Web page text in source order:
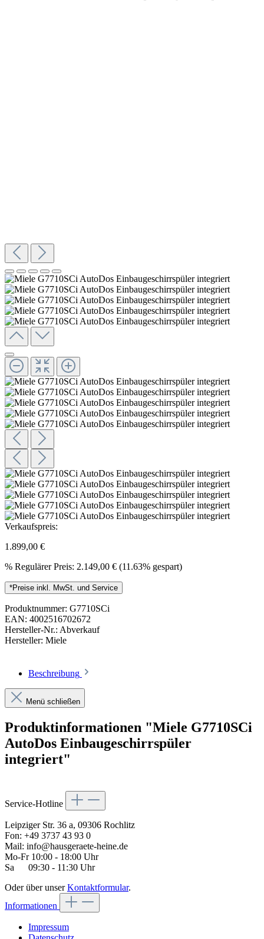
Verkaufspreis:
1.899,00 €
% Regulärer Preis: 2.149,00 € (11.63% gespart)
*Preise inkl. MwSt. und Service
Produktnummer: G7710SCi
EAN: 4002516702672
Hersteller-Nr.: Abverkauf
Hersteller: Miele
Beschreibung
Menü schließen
Produktinformationen "Miele G7710SCi
AutoDos Einbaugeschirrspüler
integriert"
Service-Hotline
Leipziger Str. 36 a, 09306 Rochlitz
Fon: +49 3737 43 93 0
Mail: info@hausgeraete-heine.de
Mo-Fr 10:00 - 18:00 Uhr
Sa 09:30 - 11:30 Uhr
Oder über unserKontaktformular.
Informationen
Impressum